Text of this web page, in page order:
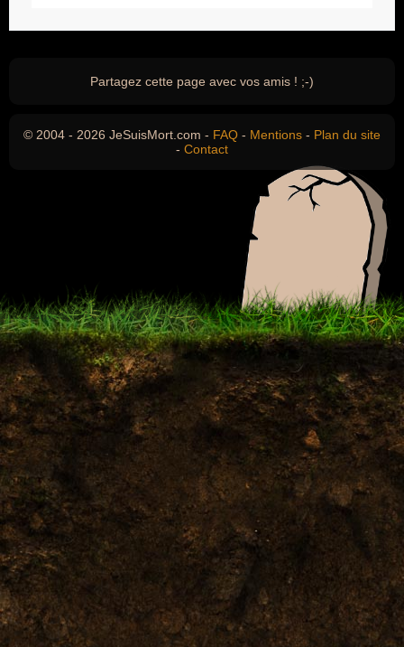
Partagez cette page avec vos amis ! ;-)
© 2004 - 2026 JeSuisMort.com - FAQ - Mentions - Plan du site
- Contact